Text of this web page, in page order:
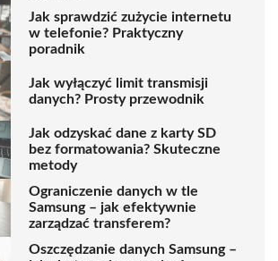
Jak sprawdzić zużycie internetu
w telefonie? Praktyczny
poradnik
Jak wyłączyć limit transmisji
danych? Prosty przewodnik
Jak odzyskać dane z karty SD
bez formatowania? Skuteczne
metody
Ograniczenie danych w tle
Samsung – jak efektywnie
zarządzać transferem?
Oszczędzanie danych Samsung –